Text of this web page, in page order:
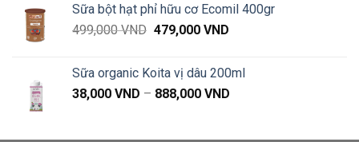
Sữa bột hạt phỉ hữu cơ Ecomil 400gr
499,000VND Giá
499,000 VND.
479,000 VNDGiá
là:
479,000 VND.
Sữa organic Koita vị dâu 200ml
38,000 VND – 888,000 VND